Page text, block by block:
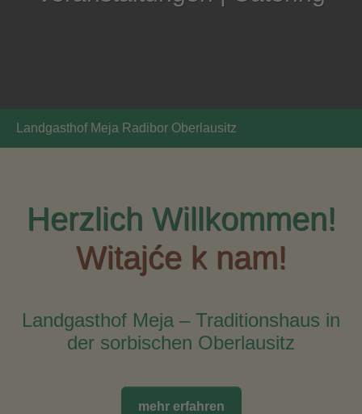
Landgasthof Meja Radibor Oberlausitz
Herzlich Willkommen!
Witajće k nam!
Landgasthof Meja – Traditionshaus in
der sorbischen Oberlausitz
mehr erfahren